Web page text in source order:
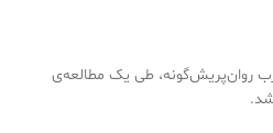
روان‌پریش‌گونه، طی یک مطالعه‌ی
شد.